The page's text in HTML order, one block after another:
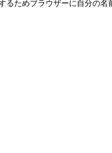
るためブラウザーに自分の名